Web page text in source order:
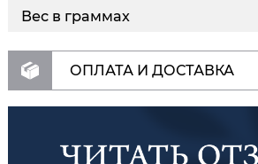
Вес в граммах
ОПЛАТА И ДОСТАВКА